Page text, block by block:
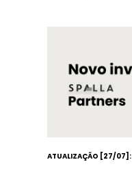
ATUALIZAÇÃO [27/07]: